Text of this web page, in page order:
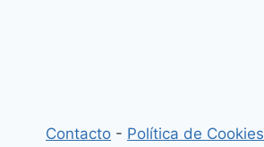
Contacto - Política de Cookies